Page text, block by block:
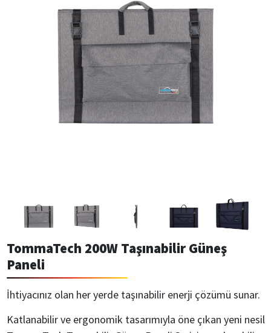
TommaTech 200W Taşınabilir Güneş
Paneli
İhtiyacınız olan her yerde taşınabilir enerji çözümü sunar.
Katlanabilir ve ergonomik tasarımıyla öne çıkan yeni nesil